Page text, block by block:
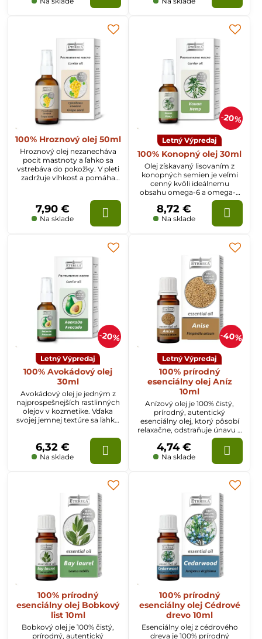
100% Hroznový olej 50ml
Hroznový olej nezanecháva
pocit mastnoty a ľahko sa
vstrebáva do pokožky. V pleti
zadržuje vlhkosť a pomáha
normálnu, mastnú a zrelú
pokožku.
Na sklade
7,90 €
20%
Letný Výpredaj
100% Konopný olej 30ml
Olej získavaný lisovaním z
konopných semien je veľmi
cenný kvôli ideálnemu
obsahu omega-6 a omega-3
nenasýtených kyselín.
Blahodarne pôsobí na
pokožku, vlasy a nechty.
Na sklade
8,72 €
20%
Letný Výpredaj
100% Avokádový olej
30ml
Avokádový olej je jedným z
najprospešnejších rastlinných
olejov v kozmetike. Vďaka
svojej jemnej textúre sa ľahko
terapeuticky aplikovať pri
mnohých kožných
ťažkostiach.
Na sklade
6,32 €
40%
Letný Výpredaj
100% prírodný
esenciálny olej Aníz
10ml
Anízový olej je 100% čistý,
prírodný, autentický
esenciálny olej, ktorý pôsobí
relaxačne, odstraňuje únavu a
zlepšuje spánok.
Na sklade
4,74 €
100% prírodný
esenciálny olej Bobkový
list 10ml
Bobkový olej je 100% čistý,
prírodný, autentický
100% prírodný
esenciálny olej Cédrové
drevo 10ml
Esenciálny olej z cédrového
dreva je 100% prírodný